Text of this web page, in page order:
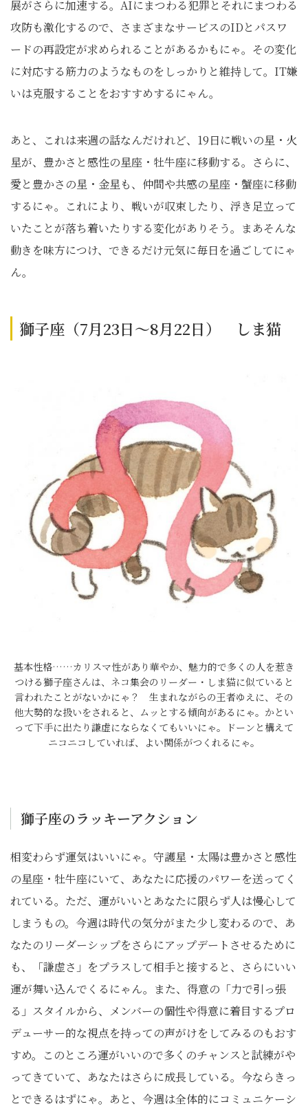
展がさらに加速する。AIにまつわる犯罪とそれにまつわる
攻防も激化するので、さまざまなサービスのIDとパスワ
ードの再設定が求められることがあるかもにゃ。その変化
に対応する筋力のようなものをしっかりと維持して。IT嫌
いは克服することをおすすめするにゃん。
あと、これは来週の話なんだけれど、19日に戦いの星・火
星が、豊かさと感性の星座・牡牛座に移動する。さらに、
愛と豊かさの星・金星も、仲間や共感の星座・蟹座に移動
するにゃ。これにより、戦いが収束したり、浮き足立って
いたことが落ち着いたりする変化がありそう。まあそんな
動きを味方につけ、できるだけ元気に毎日を過ごしてにゃ
ん。
獅子座（7月23日～8月22日） しま猫
基本性格……カリスマ性があり華やか、魅力的で多くの人を惹き
つける獅子座さんは、ネコ集会のリーダー・しま猫に似ていると
言われたことがないかにゃ？ 生まれながらの王者ゆえに、その
他大勢的な扱いをされると、ムッとする傾向があるにゃ。かとい
って下手に出たり謙虚にならなくてもいいにゃ。ドーンと構えて
ニコニコしていれば、よい関係がつくれるにゃ。
獅子座のラッキーアクション
相変わらず運気はいいにゃ。守護星・太陽は豊かさと感性
の星座・牡牛座にいて、あなたに応援のパワーを送ってく
れている。ただ、運がいいとあなたに限らず人は慢心して
しまうもの。今週は時代の気分がまた少し変わるので、あ
なたのリーダーシップをさらにアップデートさせるために
も、「謙虚さ」をプラスして相手と接すると、さらにいい
運が舞い込んでくるにゃん。また、得意の「力で引っ張
る」スタイルから、メンバーの個性や得意に着目するプロ
デューサー的な視点を持っての声がけをしてみるのもおす
すめ。このところ運がいいので多くのチャンスと試練がや
ってきていて、あなたはさらに成長している。今ならきっ
とできるはずにゃ。あと、今週は全体的にコミュニケーシ